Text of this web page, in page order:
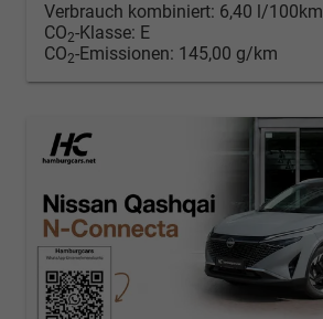
Verbrauch kombiniert: 6,40 l/100km
CO2-Klasse: E
CO2-Emissionen: 145,00 g/km